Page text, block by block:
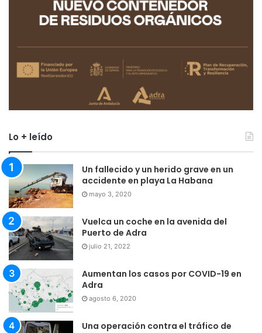
Lo + leído
Un fallecido y un herido grave en un
accidente en playa La Habana
mayo 3, 2020
Vuelca un coche en la avenida del
Puerto de Adra
julio 21, 2022
Aumentan los casos por COVID-19 en
Adra
agosto 6, 2020
Una operación contra el tráfico de